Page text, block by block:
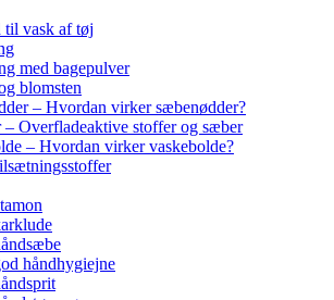
vask af tøj
med bagepulver
blomsten
– Hvordan virker sæbenødder?
– Overfladeaktive stoffer og sæber
– Hvordan virker vaskebolde?
håndhygiejne